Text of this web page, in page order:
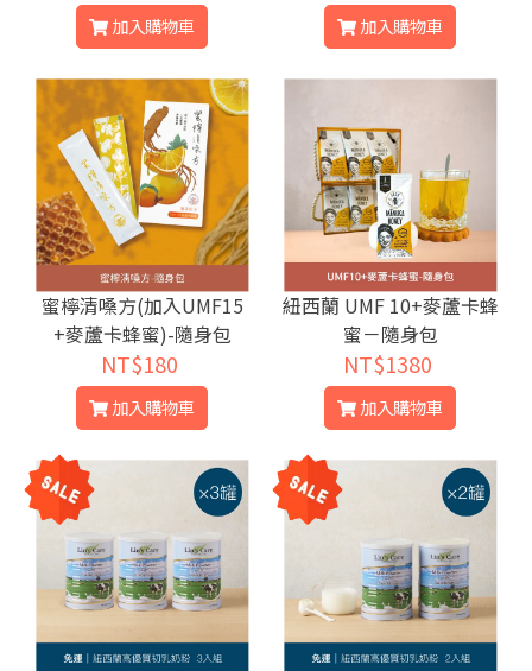
加入購物車 加入購物車
蜜檸清嗓方(加入UMF15
+麥蘆卡蜂蜜)-隨身包
NT$180
加入購物車
紐西蘭 UMF 10+麥蘆卡蜂
蜜－隨身包
NT$1380
加入購物車